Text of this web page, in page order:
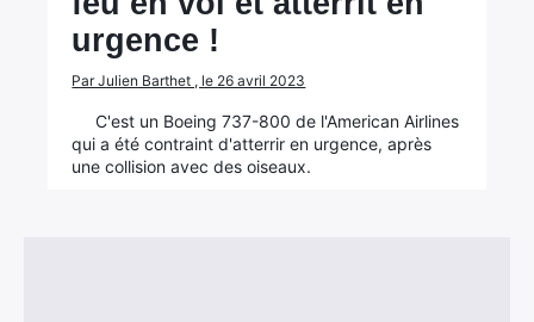
urgence !
Par Julien Barthet , le 26 avril 2023
C'est un Boeing 737-800 de l'American Airlines
qui a été contraint d'atterrir en urgence, après
une collision avec des oiseaux.